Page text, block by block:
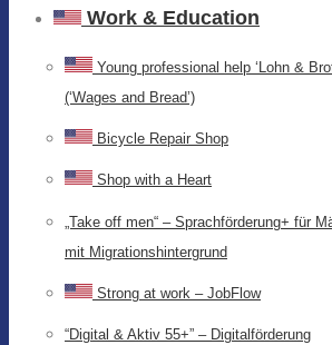
Work & Education
Young professional help ‘Lohn &
(‘Wages and Bread’)
Bicycle Repair Shop
Shop with a Heart
„Take off men“ – Sprachförderung+ für
mit Migrationshintergrund
Strong at work – JobFlow
“Digital & Aktiv 55+” – Digitalförderung